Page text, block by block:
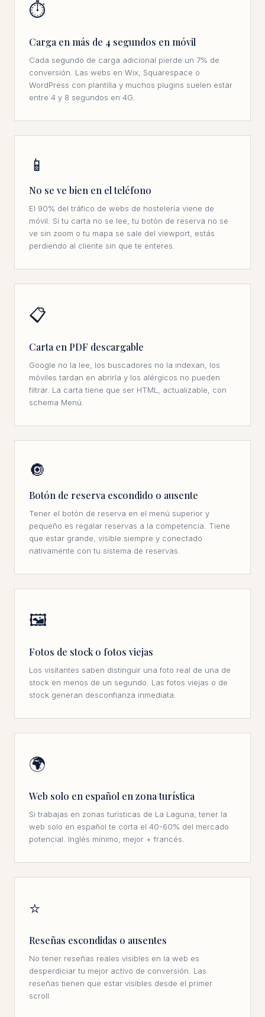
⏱
Carga en más de 4 segundos en móvil
Cada segundo de carga adicional pierde un 7% de
conversión. Las webs en Wix, Squarespace o
WordPress con plantilla y muchos plugins suelen estar
entre 4 y 8 segundos en 4G.
📱
No se ve bien en el teléfono
El 90% del tráfico de webs de hostelería viene de
móvil. Si tu carta no se lee, tu botón de reserva no se
ve sin zoom o tu mapa se sale del viewport, estás
perdiendo al cliente sin que te enteres.
📋
Carta en PDF descargable
Google no la lee, los buscadores no la indexan, los
móviles tardan en abrirla y los alérgicos no pueden
filtrar. La carta tiene que ser HTML, actualizable, con
schema Menú.
🔘
Botón de reserva escondido o ausente
Tener el botón de reserva en el menú superior y
pequeño es regalar reservas a la competencia. Tiene
que estar grande, visible siempre y conectado
nativamente con tu sistema de reservas.
🖼
Fotos de stock o fotos viejas
Los visitantes saben distinguir una foto real de una de
stock en menos de un segundo. Las fotos viejas o de
stock generan desconfianza inmediata.
🌍
Web solo en español en zona turística
Si trabajas en zonas turísticas de La Laguna, tener la
web solo en español te corta el 40-60% del mercado
potencial. Inglés mínimo, mejor + francés.
⭐
Reseñas escondidas o ausentes
No tener reseñas reales visibles en la web es
desperdiciar tu mejor activo de conversión. Las
reseñas tienen que estar visibles desde el primer
scroll.